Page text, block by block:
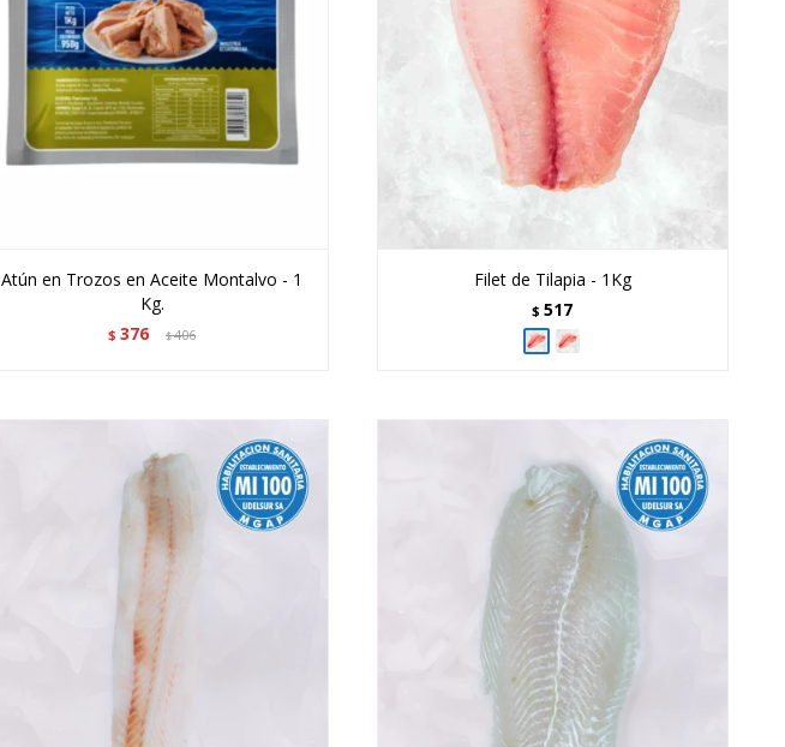
Atún en Trozos en Aceite Montalvo - 1
Kg.
$ 376 $406
Filet de Tilapia - 1Kg
$ 517